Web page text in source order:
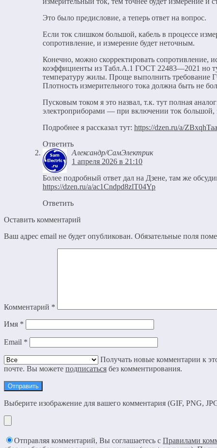
Это было предисловие, а теперь ответ на вопрос.
Если ток слишком большой, кабель в процессе
сопротивление, и измерение будет неточным.
Конечно, можно скорректировать сопротивление,
коэффициенты из Табл.А.1 ГОСТ 22483—2021 но
температуру жилы. Проще выполнить требование
Плотность измерительного тока должна быть не
Пусковым током я это назвал, т.к. тут полная
электроприборами — при включении ток большой,
Подробнее я рассказал тут: https://dzen.ru/a/
Ответить
Александр/СамЭлектрик
1 апреля 2026 в 21:10
Более подробный ответ дал на Дзене, там же
https://dzen.ru/a/ac1Cndpd8zlT04Yp
Ответить
Оставить комментарий
Ваш адрес email не будет опубликован. Обязательные поля
Комментарий *
Имя *
Email *
Получать новые комментарии к
почте. Вы можете подписаться без комментирования.
Выберите изображение для вашего комментария (GIF, PNG,
Отправляя комментарий, Вы соглашаетесь с Правилами